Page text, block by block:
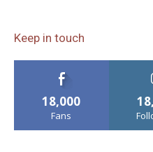
Keep in touch
18,000
Fans